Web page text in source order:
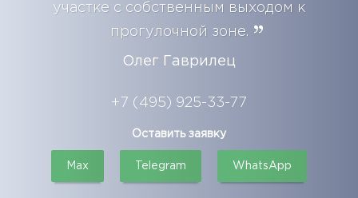
участке с собственным выходом к
прогулочной зоне.
Олег Гаврилец
+7 (495) 925-33-77
Оставить заявку
Max Telegram WhatsApp